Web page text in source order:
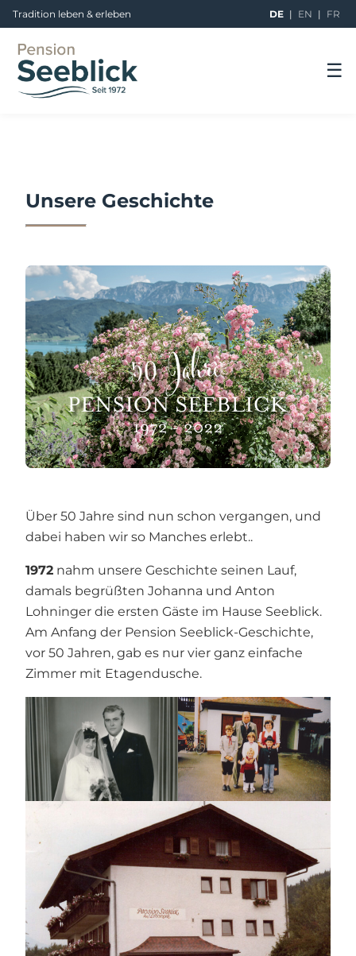
Tradition leben & erleben DE | EN | FR
☰
Unsere Geschichte
Über 50 Jahre sind nun schon vergangen, und
dabei haben wir so Manches erlebt..
1972 nahm unsere Geschichte seinen Lauf,
damals begrüßten Johanna und Anton
Lohninger die ersten Gäste im Hause Seeblick.
Am Anfang der Pension Seeblick-Geschichte,
vor 50 Jahren, gab es nur vier ganz einfache
Zimmer mit Etagendusche.